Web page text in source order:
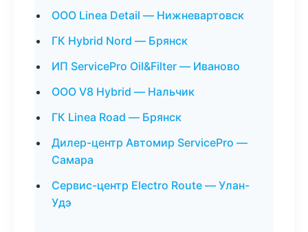
ООО Linea Detail — Нижневартовск
ГК Hybrid Nord — Брянск
ИП ServicePro Oil&Filter — Иваново
ООО V8 Hybrid — Нальчик
ГК Linea Road — Брянск
Дилер-центр Автомир ServicePro —
Самара
Сервис-центр Electro Route — Улан-
Удэ